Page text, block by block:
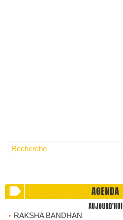
AGENDA
AUJOURD'HUI
RAKSHA BANDHAN